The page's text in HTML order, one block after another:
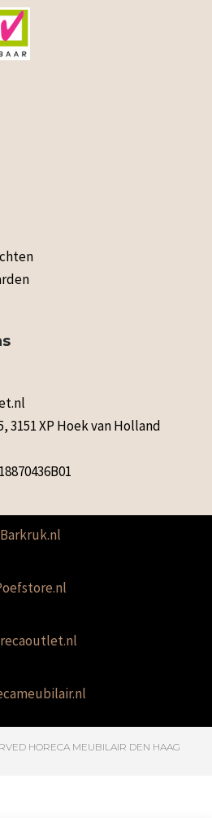
3151 XP Hoek van Holland
Barkruk.nl
HORECA MEUBILAIR DEN HAAG